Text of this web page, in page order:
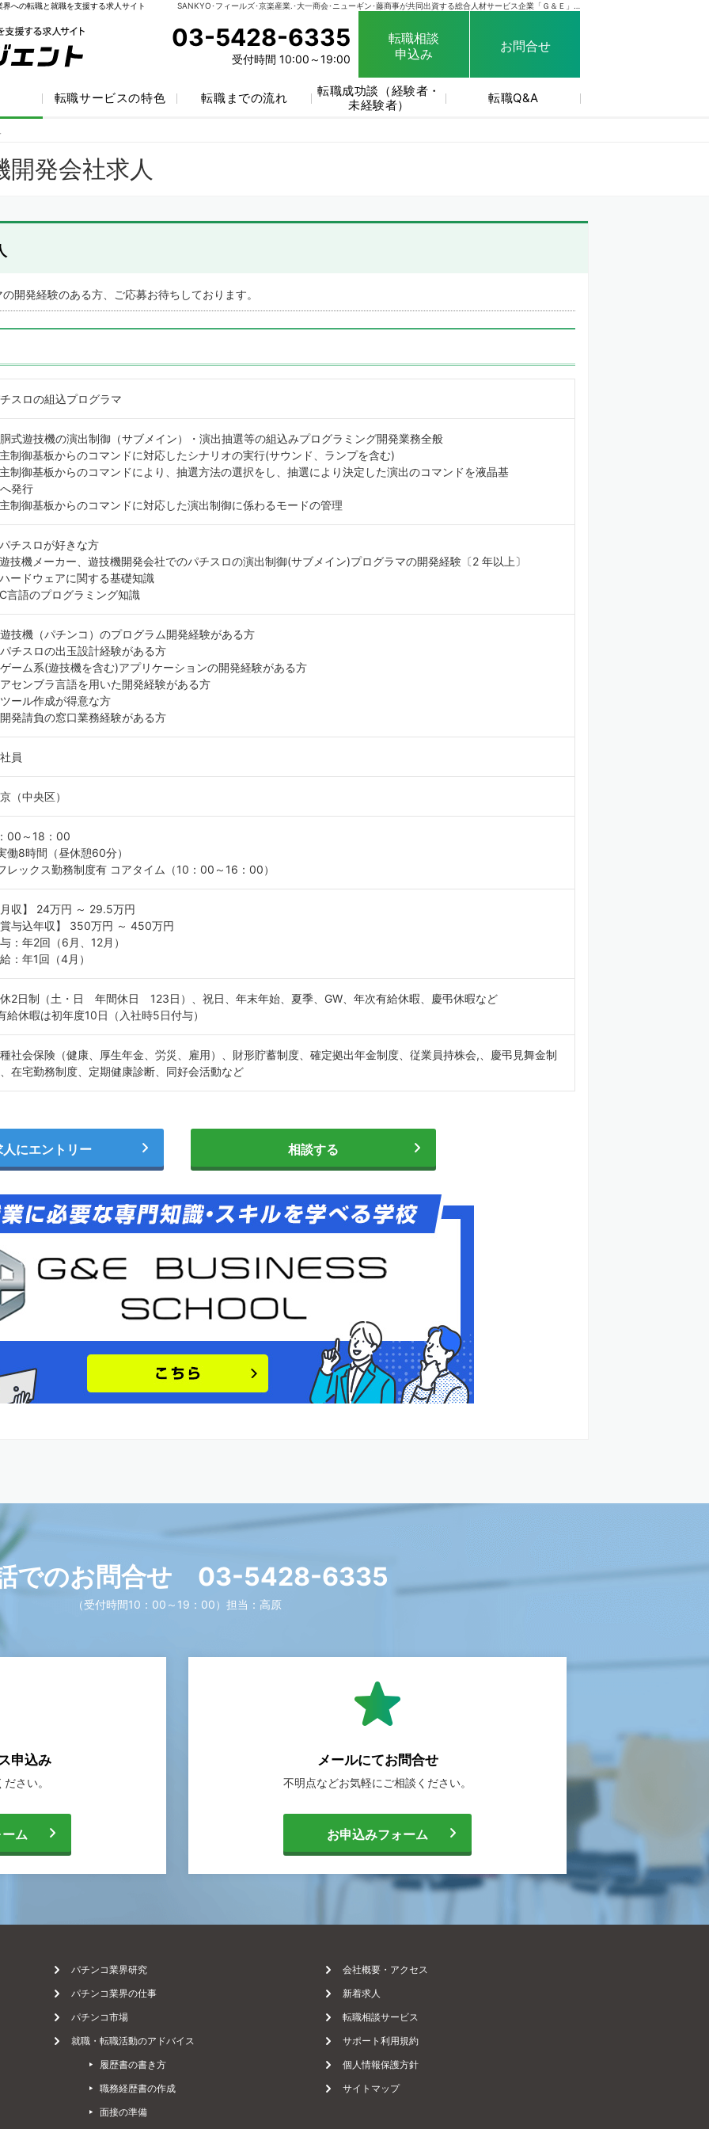
発会社求人
への転職と就職を支援する求人サイト
開発経験のある方、ご応募お待ちしております。
スロの組込プログラマ
式遊技機の演出制御（サブメイン）・演出抽選等の組込みプログラミング開発業務全般
制御基板からのコマンドに対応したシナリオの実行(サウンド、ランプを含む)
制御基板からのコマンドにより、抽選方法の選択をし、抽選により決定した演出のコマンドを液晶基
発行
制御基板からのコマンドに対応した演出制御に係わるモードの管理
チスロが好きな方
技機メーカー、遊技機開発会社でのパチスロの演出制御(サブメイン)プログラマの開発経験〔2 年以上〕
ードウェアに関する基礎知識
言語のプログラミング知識
技機（パチンコ）のプログラム開発経験がある方
チスロの出玉設計経験がある方
ーム系(遊技機を含む)アプリケーションの開発経験がある方
センブラ言語を用いた開発経験がある方
ール作成が得意な方
発請負の窓口業務経験がある方
員
（中央区）
00～18：00
働8時間（昼休憩60分）
レックス勤務制度有 コアタイム（10：00～16：00）
収】 24万円 ～ 29.5万円
与込年収】 350万円 ～ 450万円
：年2回（6月、12月）
：年1回（4月）
2日制（土・日 年間休日 123日）、祝日、年末年始、夏季、GW、年次有給休暇、慶弔休暇など
給休暇は初年度10日（入社時5日付与）
社会保険（健康、厚生年金、労災、雇用）、財形貯蓄制度、確定拠出年金制度、従業員持株会,、慶弔見舞金制
在宅勤務制度、定期健康診断、同好会活動など
人にエントリー 相談する
でのお問合せ 03-5428-6335
（受付時間10：00～19：00） 担当：高原
申込み
さい。
ム
メールにてお問合せ
不明点などお気軽に ご相談ください。
お申込みフォーム
パチンコ業界研究
パチンコ業界の仕事
パチンコ市場
就職・転職活動のアドバイス
履歴書の書き方
職務経歴書の作成
面接の準備
会社概要・アクセス
新着求人
転職相談サービス
サポート利用規約
個人情報保護方針
サイトマップ
03-5428-6335
受付時間 10:00～19:00
転職相談
申込み
お問合せ
転職サービスの特色 転職までの流れ
転職成功談（経験者・
未経験者）
転職Q&A